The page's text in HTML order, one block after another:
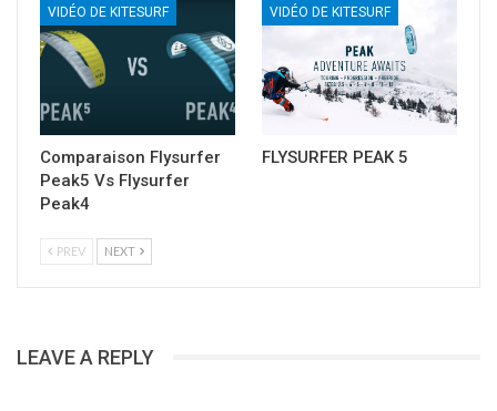
VIDÉO DE KITESURF
Comparaison Flysurfer
Peak5 Vs Flysurfer
Peak4
VIDÉO DE KITESURF
FLYSURFER PEAK 5
PREV NEXT
LEAVE A REPLY